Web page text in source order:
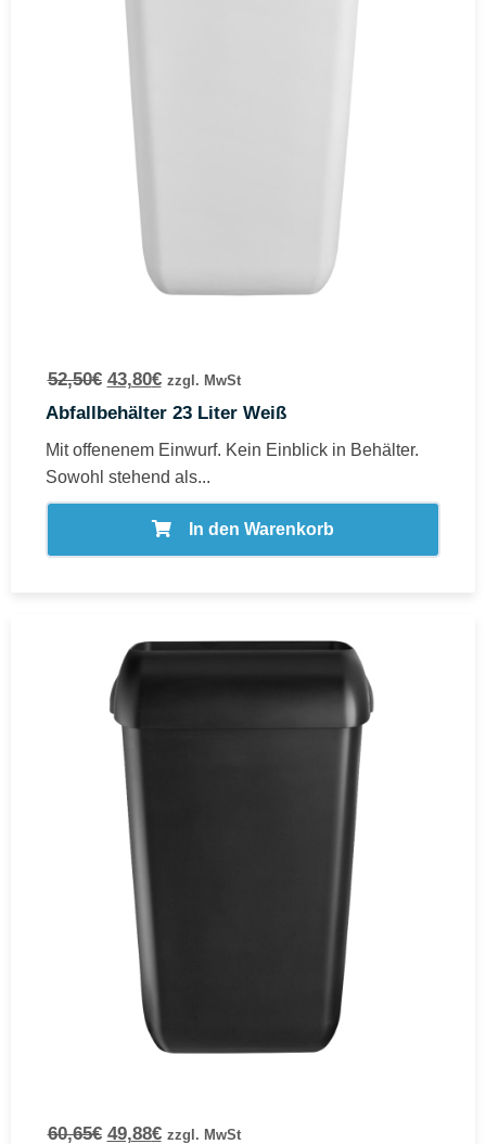
52,50€ 43,80€ zzgl. MwSt
Abfallbehälter 23 Liter Weiß
Mit offenenem Einwurf. Kein Einblick in Behälter.
Sowohl stehend als...
In den Warenkorb
60,65€ 49,88€ zzgl. MwSt